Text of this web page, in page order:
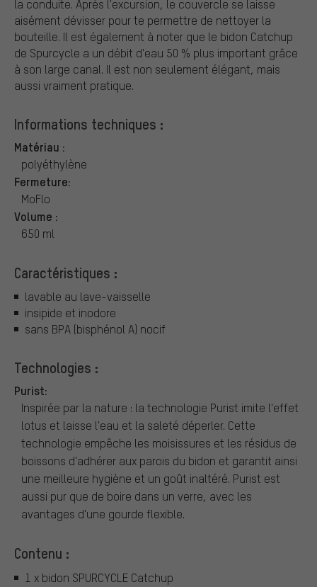
la conduite. Après l'excursion, le couvercle se laisse
aisément dévisser pour te permettre de nettoyer la
bouteille. Il est également à noter que le bidon Catchup
de Spurcycle a un débit d'eau 50 % plus important grâce
à son large canal. Il est non seulement élégant, mais
aussi vraiment pratique.
Informations techniques :
Matériau :
polyéthylène
Fermeture:
MoFlo
Volume :
650 ml
Caractéristiques :
lavable au lave-vaisselle
insipide et inodore
sans BPA (bisphénol A) nocif
Technologies :
Purist:
Inspirée par la nature : la technologie Purist imite l'effet
lotus et laisse l'eau et la saleté déperler. Cette
technologie empêche les moisissures et les résidus de
boissons d'adhérer aux parois du bidon et garantit ainsi
une meilleure hygiène et un goût inaltéré. Purist est
aussi pur que de boire dans un verre, avec les
avantages d'une gourde flexible.
Contenu :
1 x bidon SPURCYCLE Catchup